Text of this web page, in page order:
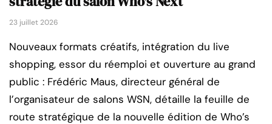
23 juillet 2026
Nouveaux formats créatifs, intégration du live
shopping, essor du réemploi et ouverture au grand
public : Frédéric Maus, directeur général de
l’organisateur de salons WSN, détaille la feuille de
route stratégique de la nouvelle édition de Who’s